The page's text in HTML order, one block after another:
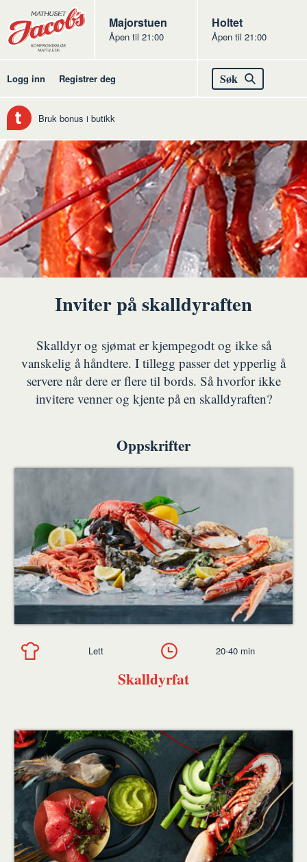
Butikker
Jacobs
Majorstuen
Åpen til 21:00
Jacobs
Holtet
Åpen til 21:00
Logg inn Registrer deg Søk
Bruk bonus i butikk
Inviter på skalldyraften
Skalldyr og sjømat er kjempegodt og ikke så
vanskelig å håndtere. I tillegg passer det ypperlig å
servere når dere er flere til bords. Så hvorfor ikke
invitere venner og kjente på en skalldyraften?
Oppskrifter
Skalldyrfat
Lett 20-40 min